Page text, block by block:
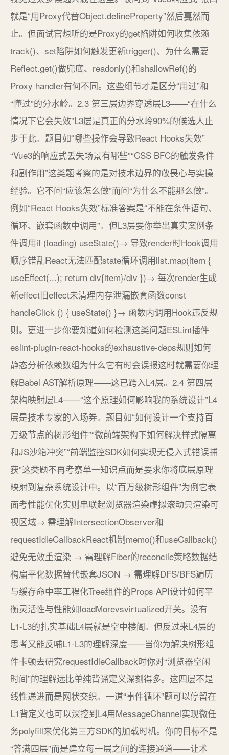
就是“用Proxy代替Object.defineProperty”然后戛然而
止。但面试官想听的是Proxy的get陷阱如何收集依赖
track()、set陷阱如何触发更新trigger()、为什么需要
Reflect.get()做兜底、readonly()和shallowRef()的
Proxy handler有何不同。这些细节才是区分“用过”和
“懂过”的分水岭。2.3 第三层边界穿透层L3——“在什么
情况下它会失效”L3层是真正的分水岭90%的候选人止
步于此。题目如“哪些操作会导致React Hooks失效”
“Vue3的响应式丢失场景有哪些”“CSS BFC的触发条件
和副作用”这类题考察的是对技术边界的敬畏心与实操
经验。它不问“应该怎么做”而问“为什么不能那么做”。
例如“React Hooks失效”标准答案是“不能在条件语句、
循环、嵌套函数中调用”。但L3层要你举出真实案例条
件调用if (loading) useState()→ 导致render时Hook调用
顺序错乱React无法匹配state循环调用list.map(item {
useEffect(...); return div{item}/div })→ 每次render生成
新effect旧effect未清理内存泄漏嵌套函数const
handleClick () { useState() }→ 函数内调用Hook违反规
则。更进一步你要知道如何检测这类问题ESLint插件
eslint-plugin-react-hooks的exhaustive-deps规则如何
静态分析依赖数组为什么它有时会误报这时就需要你理
解Babel AST解析原理——这已跨入L4层。2.4 第四层
架构映射层L4——“这个原理如何影响我的系统设计”L4
层是技术专家的入场券。题目如“如何设计一个支持百
万级节点的树形组件”“微前端架构下如何解决样式隔离
和JS沙箱冲突”“前端监控SDK如何实现无侵入式错误捕
获”这类题不再考察单一知识点而是要求你将底层原理
映射到复杂系统设计中。以“百万级树形组件”为例它表
面考性能优化实则串联起浏览器渲染虚拟滚动只渲染可
视区域→ 需理解IntersectionObserver和
requestIdleCallbackReact机制memo()和useCallback()
避免无效重渲染 → 需理解Fiber的reconcile策略数据结
构扁平化数据替代嵌套JSON → 需理解DFS/BFS遍历
与缓存命中率工程化Tree组件的Props API设计如何平
衡灵活性与性能如loadMorevsvirtualized开关。没有
L1-L3的扎实基础L4层就是空中楼阁。但反过来L4层的
思考又能反哺L1-L3的理解深度——当你为解决树形组
件卡顿去研究requestIdleCallback时你对“浏览器空闲
时间”的理解远比单纯背诵定义深刻得多。这四层不是
线性递进而是网状交织。一道“事件循环”题可以停留在
L1背定义也可以深挖到L4用MessageChannel实现微任
务polyfill来优化第三方SDK的加载时机。你的目标不是
“答满四层”而是建立每一层之间的连接通道——让术